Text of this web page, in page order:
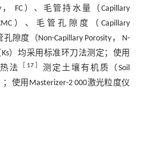
， FC）、毛管持水量（Capillary
）、毛管孔隙度（Capillary
孔隙度（Non-Capillary Porosity， N-
）均采用标准环刀法测定；使用
法
17］ 测定土壤有机质（Soil
；使用Masterizer-2 000激光粒度仪